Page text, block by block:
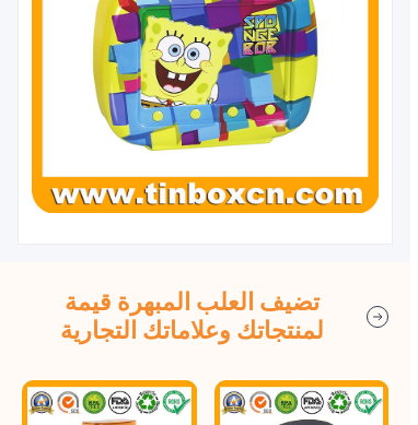
تضيف العلب المبهرة قيمة
لمنتجاتك وعلاماتك التجارية